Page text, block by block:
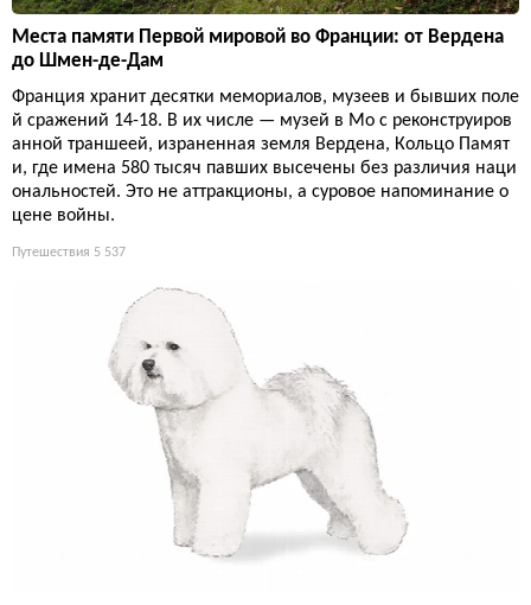
Места памяти Первой мировой во Франции: от Вердена
до Шмен-де-Дам
Франция хранит десятки мемориалов, музеев и бывших поле
й сражений 14-18. В их числе — музей в Мо с реконструиров
анной траншеей, израненная земля Вердена, Кольцо Памят
и, где имена 580 тысяч павших высечены без различия наци
ональностей. Это не аттракционы, а суровое напоминание о
цене войны.
Путешествия 5 537